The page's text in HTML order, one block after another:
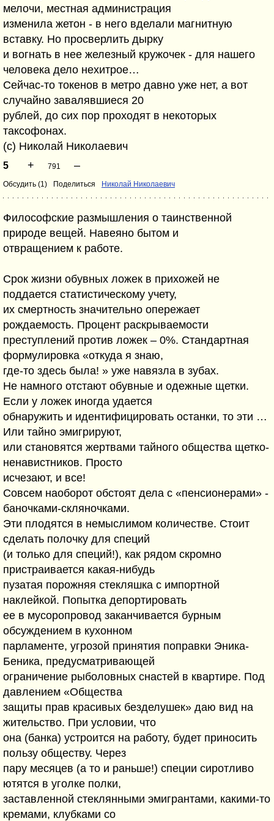
мелочи, местная администрация
изменила жетон - в него вделали магнитную
вставку. Но просверлить дырку
и вогнать в нее железный кружочек - для нашего
человека дело нехитрое…
Сейчас-то токенов в метро давно уже нет, а вот
случайно завалявшиеся 20
рублей, до сих пор проходят в некоторых
таксофонах.
(c) Николай Николаевич
5 + 791 –
Обсудить (1) Поделиться Николай Николаевич
Философские размышления о таинственной
природе вещей. Навеяно бытом и
отвращением к работе.
Срок жизни обувных ложек в прихожей не
поддается статистическому учету,
их смертность значительно опережает
рождаемость. Процент раскрываемости
преступлений против ложек – 0%. Стандартная
формулировка «откуда я знаю,
где-то здесь была! » уже навязла в зубах.
Не намного отстают обувные и одежные щетки.
Если у ложек иногда удается
обнаружить и идентифицировать останки, то эти …
Или тайно эмигрируют,
или становятся жертвами тайного общества щетко-
ненавистников. Просто
исчезают, и все!
Совсем наоборот обстоят дела с «пенсионерами» -
баночками-скляночками.
Эти плодятся в немыслимом количестве. Стоит
сделать полочку для специй
(и только для специй!), как рядом скромно
пристраивается какая-нибудь
пузатая порожняя стекляшка с импортной
наклейкой. Попытка депортировать
ее в мусоропровод заканчивается бурным
обсуждением в кухонном
парламенте, угрозой принятия поправки Эника-
Беника, предусматривающей
ограничение рыболовных снастей в квартире. Под
давлением «Общества
защиты прав красивых безделушек» даю вид на
жительство. При условии, что
она (банка) устроится на работу, будет приносить
пользу обществу. Через
пару месяцев (а то и раньше!) специи сиротливо
ютятся в уголке полки,
заставленной стеклянными эмигрантами, какими-то
кремами, клубками со